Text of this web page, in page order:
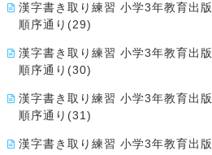
漢字書き取り練習 小学3年教育出版
順序通り(29)
漢字書き取り練習 小学3年教育出版
順序通り(30)
漢字書き取り練習 小学3年教育出版
順序通り(31)
漢字書き取り練習 小学3年教育出版